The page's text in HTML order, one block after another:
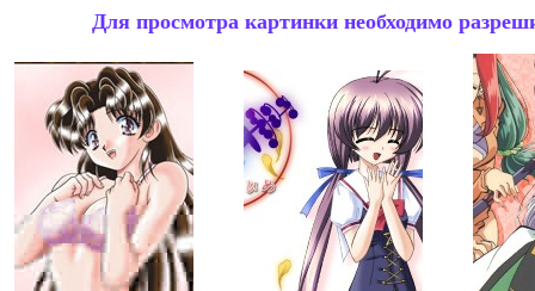
Для просмотра картинки необходимо